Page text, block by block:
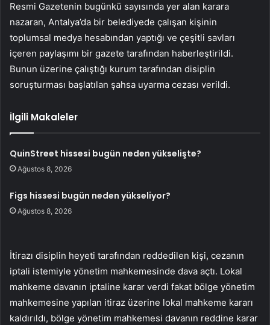
Resmi Gazetenin bugünkü sayısında yer alan karara
nazaran, Antalya’da bir belediyede çalışan kişinin
toplumsal medya hesabından yaptığı ve çeşitli savları
içeren paylaşımı bir gazete tarafından haberleştirildi.
Bunun üzerine çalıştığı kurum tarafından disiplin
soruşturması başlatılan şahsa uyarma cezası verildi.
İlgili Makaleler
QuinStreet hissesi bugün neden yükselişte?
Ağustos 8, 2026
Figs hissesi bugün neden yükseliyor?
Ağustos 8, 2026
İtirazı disiplin heyeti tarafından reddedilen kişi, cezanın
iptali istemiyle yönetim mahkemesinde dava açtı. Lokal
mahkeme davanın iptaline karar verdi fakat bölge yönetim
mahkemesine yapılan itiraz üzerine lokal mahkeme kararı
kaldırıldı, bölge yönetim mahkemesi davanın reddine karar